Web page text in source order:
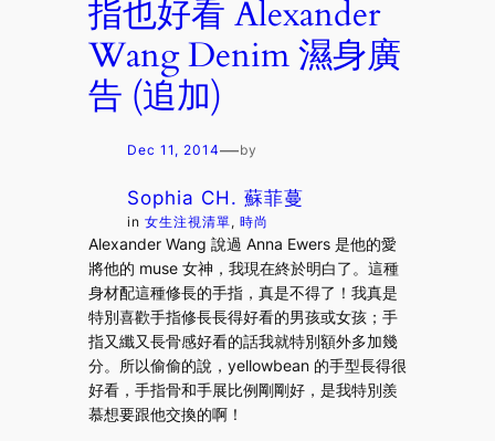
指也好看 Alexander
Wang Denim 濕身廣
告 (追加)
Dec 11, 2014—by
Sophia CH. 蘇菲蔓
in女生注視清單, 時尚
Alexander Wang 說過 Anna Ewers 是他的愛
將他的 muse 女神，我現在終於明白了。這種
身材配這種修長的手指，真是不得了！我真是
特別喜歡手指修長長得好看的男孩或女孩；手
指又纖又長骨感好看的話我就特別額外多加幾
分。所以偷偷的說，yellowbean 的手型長得很
好看，手指骨和手展比例剛剛好，是我特別羨
慕想要跟他交換的啊！